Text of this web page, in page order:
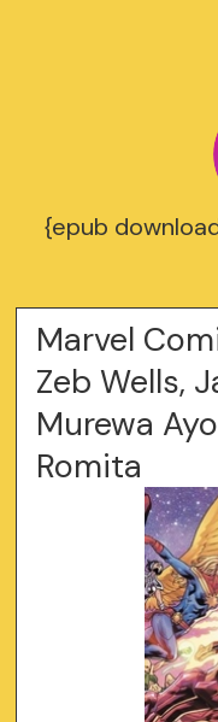
{epub
Marvel
Zeb Wells,
Murewa
Romita